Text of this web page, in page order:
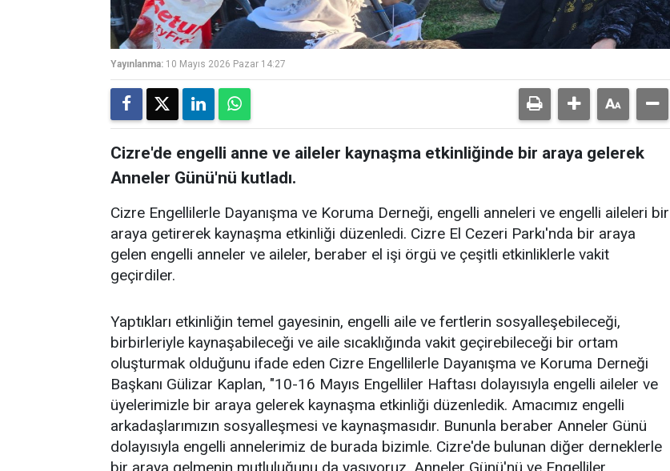
Yayınlanma: 10 Mayıs 2026 Pazar 14:27
Cizre'de engelli anne ve aileler kaynaşma etkinliğinde bir araya gelerek
Anneler Günü'nü kutladı.
Cizre Engellilerle Dayanışma ve Koruma Derneği, engelli anneleri ve engelli aileleri bir
araya getirerek kaynaşma etkinliği düzenledi. Cizre El Cezeri Parkı'nda bir araya
gelen engelli anneler ve aileler, beraber el işi örgü ve çeşitli etkinliklerle vakit
geçirdiler.
Yaptıkları etkinliğin temel gayesinin, engelli aile ve fertlerin sosyalleşebileceği,
birbirleriyle kaynaşabileceği ve aile sıcaklığında vakit geçirebileceği bir ortam
oluşturmak olduğunu ifade eden Cizre Engellilerle Dayanışma ve Koruma Derneği
Başkanı Gülizar Kaplan, "10-16 Mayıs Engelliler Haftası dolayısıyla engelli aileler ve
üyelerimizle bir araya gelerek kaynaşma etkinliği düzenledik. Amacımız engelli
arkadaşlarımızın sosyalleşmesi ve kaynaşmasıdır. Bununla beraber Anneler Günü
dolayısıyla engelli annelerimiz de burada bizimle. Cizre'de bulunan diğer derneklerle